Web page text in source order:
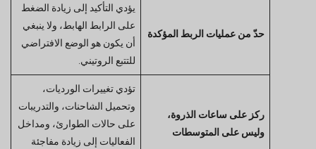
حدّ من عمليات الربط المؤكدة
يؤدي التأكيد إلى زيادة الضغط
على الرابط الهابط، ولا ينبغي
أن يكون هو الوضع الافتراضي
للتتبع الروتيني.
ركز على ساعات الذروة،
وليس على المتوسطات
تؤدي تغييرات الورديات،
وتحميل الشاحنات، والتدريبات
على حالات الطوارئ، ومداخل
الفعاليات إلى زيادة مفاجئة